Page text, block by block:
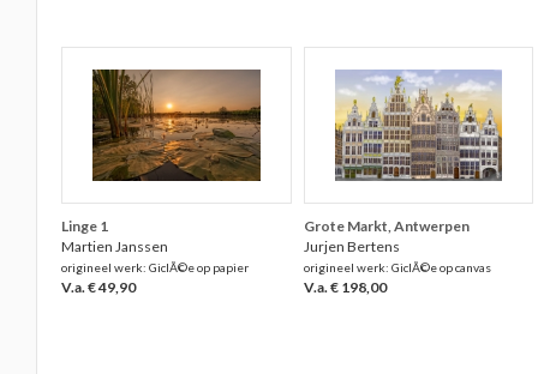
Linge 1
Martien Janssen
origineel werk: GiclÃ©e op papier
V.a. € 49,90
Grote Markt, Antwerpen
Jurjen Bertens
origineel werk: GiclÃ©e op canvas
V.a. € 198,00